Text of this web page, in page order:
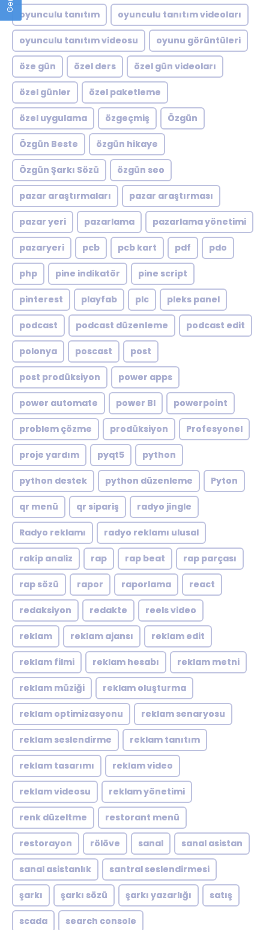
oyunculu tanıtım oyunculu tanıtım videoları
oyunculu tanıtım videosu oyunu görüntüleri
öze gün özel ders özel gün videoları
özel günler özel paketleme
özel uygulama özgeçmiş Özgün
Özgün Beste özgün hikaye
Özgün Şarkı Sözü özgün seo
pazar araştırmaları pazar araştırması
pazar yeri pazarlama pazarlama yönetimi
pazaryeri pcb pcb kart pdf pdo
php pine indikatör pine script
pinterest playfab plc pleks panel
podcast podcast düzenleme podcast edit
polonya poscast post
post prodüksiyon power apps
power automate power BI powerpoint
problem çözme prodüksiyon Profesyonel
proje yardım pyqt5 python
python destek python düzenleme Pyton
qr menü qr sipariş radyo jingle
Radyo reklamı radyo reklamı ulusal
rakip analiz rap rap beat rap parçası
rap sözü rapor raporlama react
redaksiyon redakte reels video
reklam reklam ajansı reklam edit
reklam filmi reklam hesabı reklam metni
reklam müziği reklam oluşturma
reklam optimizasyonu reklam senaryosu
reklam seslendirme reklam tanıtım
reklam tasarımı reklam video
reklam videosu reklam yönetimi
renk düzeltme restorant menü
restorayon rölöve sanal sanal asistan
sanal asistanlık santral seslendirmesi
şarkı şarkı sözü şarkı yazarlığı satış
scada search console